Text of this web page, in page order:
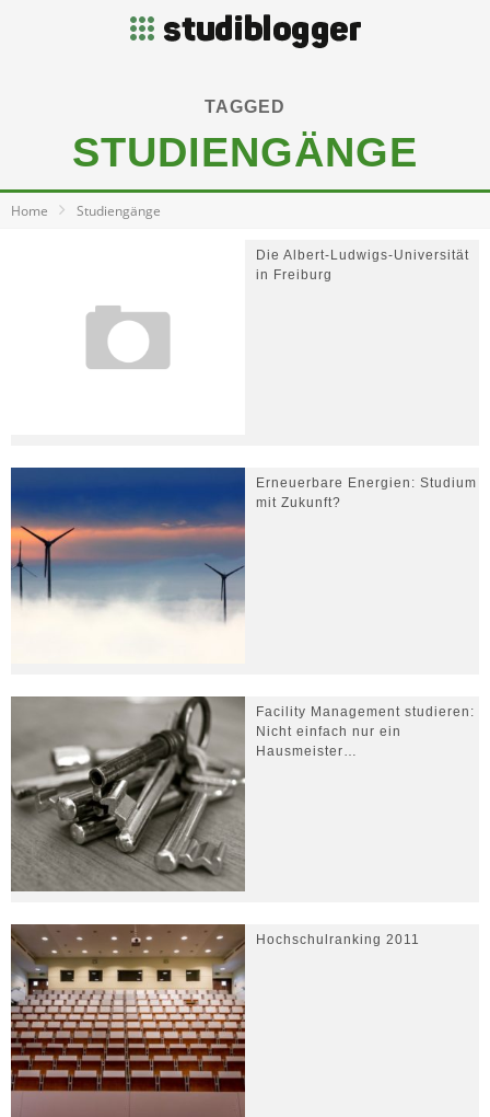
TAGGED
STUDIENGÄNGE
Home Studiengänge
Die Albert-Ludwigs-Universität
in Freiburg
Erneuerbare Energien: Studium
mit Zukunft?
Facility Management studieren:
Nicht einfach nur ein
Hausmeister…
Hochschulranking 2011